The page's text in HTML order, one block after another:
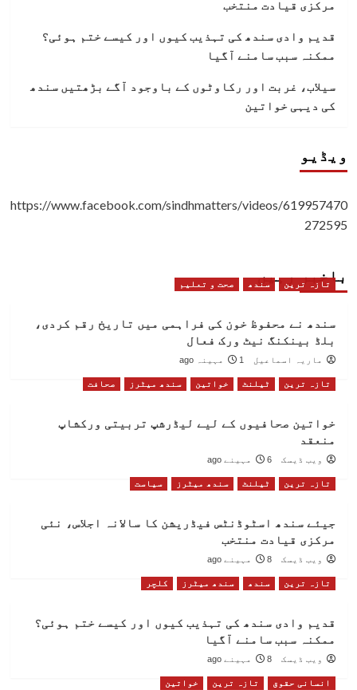
مرکزی قیادت منتخب
قدیم وادی سندھ کی تہذیب کیوں اور کیسے ختم ہوئی؟
ممکنہ سبب سامنے آگیا
سیلاب، غربت اور رکاوٹوں کے باوجود آگے بڑھتیں سندھ
کی دیہی خواتین
ویڈیو
https://www.facebook.com/sindhmatters/videos/619957470
272595
باخبر رہیں
تازہ ترین سندھ صحت و تعلیم
سندھ نے محفوظ خون کی فراہمی میں تاریخ رقم کردی،
بلڈ بینکنگ نیٹ ورک فعال
ماریہ اسماعیل 1 مہینہ ago
تازہ ترین ٹیلنٹ خواتین سندھ میٹرز صحافت
خواتین صحافیوں کے لیے لیڈرشپ تربیتی ورکشاپ
منعقد
ویب ڈیسک 6 مہینے ago
تازہ ترین ٹیلنٹ سندھ میٹرز سیاست
جیئے سندھ اسٹوڈنٹس فیڈریشن کا سالانہ اجلاس، نئی
مرکزی قیادت منتخب
ویب ڈیسک 8 مہینے ago
تازہ ترین سندھ سندھ میٹرز کلچر
قدیم وادی سندھ کی تہذیب کیوں اور کیسے ختم ہوئی؟
ممکنہ سبب سامنے آگیا
ویب ڈیسک 8 مہینے ago
انسانی حقوق تازہ ترین خواتین